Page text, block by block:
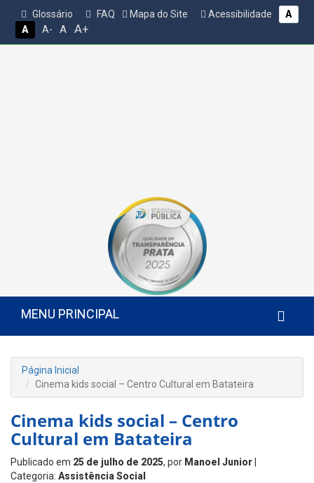
Glossário FAQ Mapa do Site Acessibilidade
A
A
A- A A+
MENU PRINCIPAL
Página Inicial
Cinema kids social – Centro Cultural em Batateira
Cinema kids social – Centro
Cultural em Batateira
Publicado em 25 de julho de 2025, por Manoel Junior
Categoria: Assistência Social